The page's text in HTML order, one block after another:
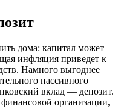
дома: капитал может
инфляция приведет к
Намного выгоднее
пассивного
вклад — депозит.
организации,